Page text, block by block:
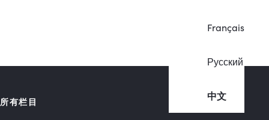
Français
Русский
中文
所有栏目